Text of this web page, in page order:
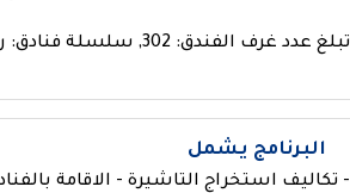
تبلغ عدد غرف الفندق: 302, سلسلة فنادق: راديسون بلو.
البرنامج يشمل
- تكاليف استخراج التاشيرة - الاقامة